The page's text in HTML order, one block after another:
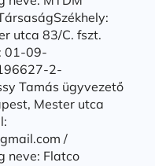
utca 83/C. fszt.
01-09-
2-
Tamás ügyvezető
Mester utca
/
neve: Flatco